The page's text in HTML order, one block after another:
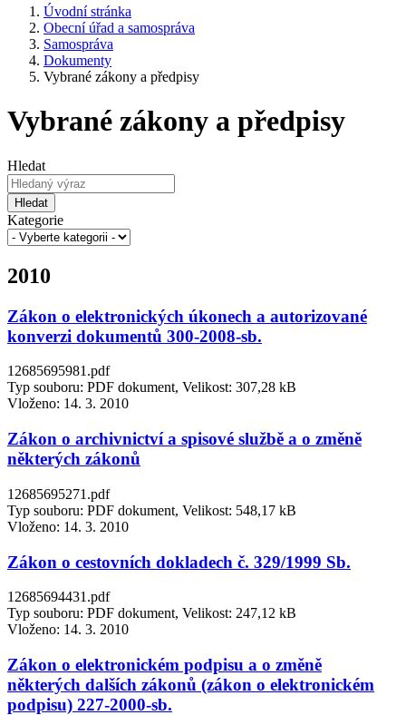
Úvodní stránka
Obecní úřad a samospráva
Samospráva
Dokumenty
Vybrané zákony a předpisy
Vybrané zákony a předpisy
Hledat
Hledat
Kategorie
2010
Zákon o elektronických úkonech a autorizované
konverzi dokumentů 300-2008-sb.
12685695981.pdf
Typ souboru: PDF dokument, Velikost: 307,28 kB
Vloženo: 14. 3. 2010
Zákon o archivnictví a spisové službě a o změně
některých zákonů
12685695271.pdf
Typ souboru: PDF dokument, Velikost: 548,17 kB
Vloženo: 14. 3. 2010
Zákon o cestovních dokladech č. 329/1999 Sb.
12685694431.pdf
Typ souboru: PDF dokument, Velikost: 247,12 kB
Vloženo: 14. 3. 2010
Zákon o elektronickém podpisu a o změně
některých dalších zákonů (zákon o elektronickém
podpisu) 227-2000-sb.